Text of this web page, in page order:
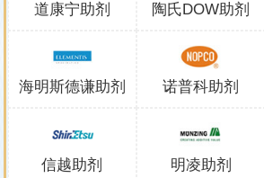
道康宁助剂 陶氏DOW助剂
海明斯德谦助剂 诺普科助剂
信越助剂 明凌助剂